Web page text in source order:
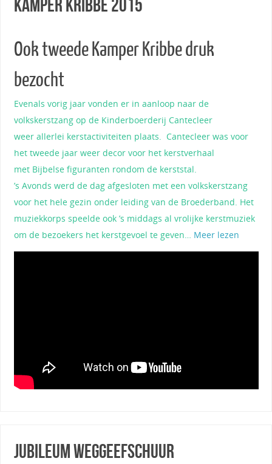
Kamper Kribbe 2015
Ook tweede Kamper Kribbe druk
bezocht
Evenals vorig jaar vonden er in aanloop naar de
volkskerstzang op de Kinderboerderij Cantecleer
weer allerlei kerstactiviteiten plaats. Cantecleer was voor
het tweede jaar weer decor voor het kerstverhaal
met Bijbelse figuranten rondom de kerststal.
’s Avonds werd de dag afgesloten met een volkskerstzang
voor het hele gezin onder leiding van de Broederband. Het
muziekkorps speelde ook ’s middags al vrolijke kerstmuziek
om de bezoekers het kerstgevoel te geven… Meer lezen
Jubileum Weggeefschuur